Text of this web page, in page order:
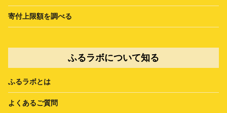
寄付上限額を調べる
ふるラボについて知る
ふるラボとは
よくあるご質問